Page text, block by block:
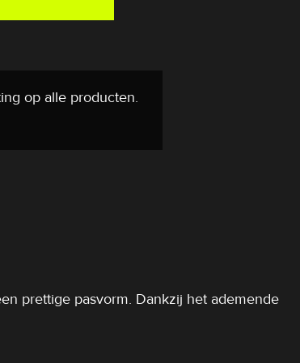
op alle producten.
prettige pasvorm. Dankzij het ademende